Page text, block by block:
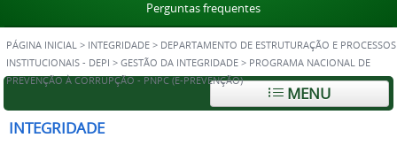
Perguntas frequentes
PÁGINA INICIAL > INTEGRIDADE > DEPARTAMENTO DE ESTRUTURAÇÃO E PROCESSOS
INSTITUCIONAIS - DEPI > GESTÃO DA INTEGRIDADE > PROGRAMA NACIONAL DE
PREVENÇÃO À CORRUPÇÃO - PNPC (E-PREVENÇÃO)
MENU
INTEGRIDADE